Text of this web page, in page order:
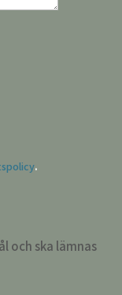
.
och ska lämnas